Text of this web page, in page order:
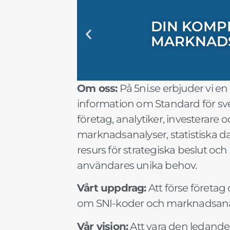
DIN
"SNI-SE:
"SNI-
SNI-
"SNI OCH
DIN
"SNI-SE:
"SNI-
SNI-
"SNI OCH
DIN
"SNI-SE:
"SNI-
SNI-
"SNI OCH
Om oss:På 5ni.se erbjuder vi
information om Standard för
företag, analytiker, investerare
marknadsanalyser, statistiska
resurs för strategiska beslut
användares unika behov.
Vårt uppdrag:Att förse företag
om SNI-koder och
Vår vision:Att vara den